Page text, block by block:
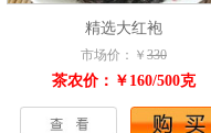
精选大红袍
市场价：￥ 330
茶农价：￥160/500克